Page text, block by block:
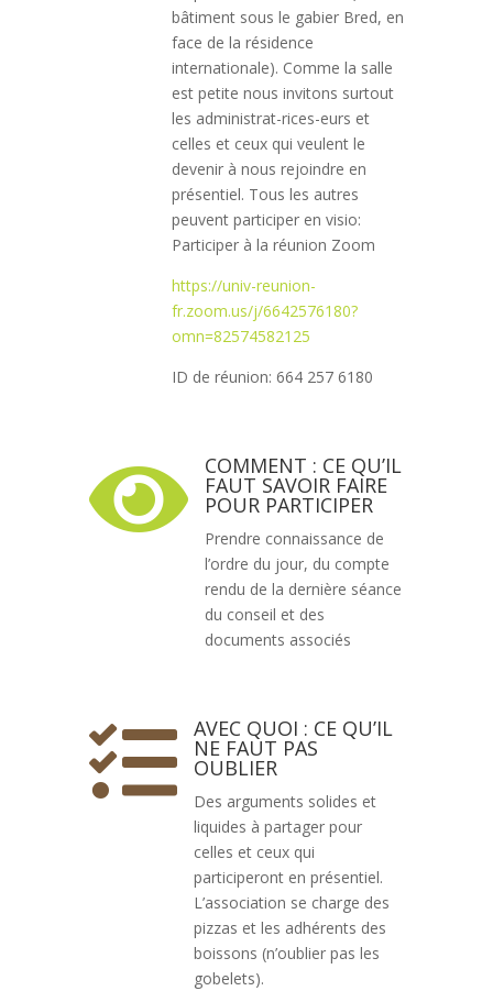
bâtiment sous le gabier Bred, en
face de la résidence
internationale). Comme la salle
est petite nous invitons surtout
les administrat-rices-eurs et
celles et ceux qui veulent le
devenir à nous rejoindre en
présentiel. Tous les autres
peuvent participer en visio:
Participer à la réunion Zoom
https://univ-reunion-
fr.zoom.us/j/6642576180?
omn=82574582125
ID de réunion: 664 257 6180
 COMMENT : CE QU’IL
FAUT SAVOIR FAIRE
POUR PARTICIPER
Prendre connaissance de
l’ordre du jour, du compte
rendu de la dernière séance
du conseil et des
documents associés
 AVEC QUOI : CE QU’IL
NE FAUT PAS
OUBLIER
Des arguments solides et
liquides à partager pour
celles et ceux qui
participeront en présentiel.
L’association se charge des
pizzas et les adhérents des
boissons (n’oublier pas les
gobelets).